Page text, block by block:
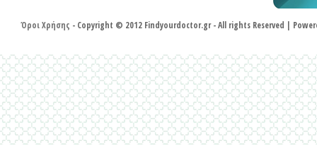
Όροι Χρήσης - Copyright © 2012 Findyourdoctor.gr - All rights Reserved |